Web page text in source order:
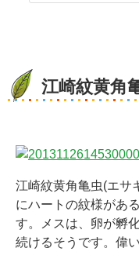
江崎紋黄角
江崎紋黄角亀虫(エサ
にハートの紋様があ
す。メスは、卵が孵
続けるそうです。偉